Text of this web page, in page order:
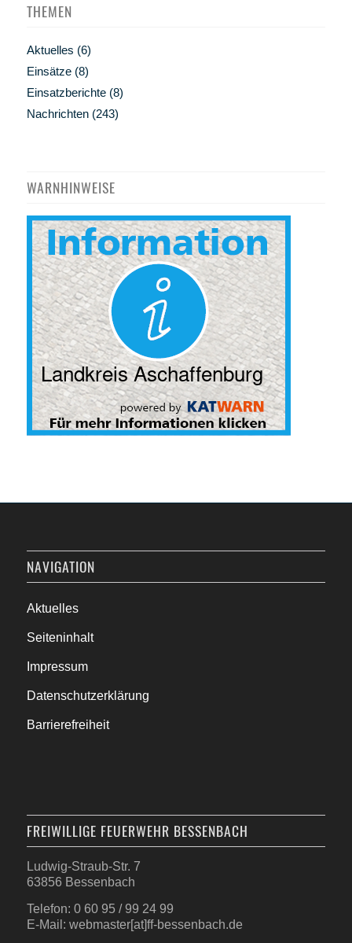
THEMEN
Aktuelles (6)
Einsätze(8)
Einsatzberichte(8)
Nachrichten(243)
WARNHINWEISE
NAVIGATION
Aktuelles
Seiteninhalt
Impressum
Datenschutzerklärung
Barrierefreiheit
FREIWILLIGE FEUERWEHR BESSENBACH
Ludwig-Straub-Str. 7
63856 Bessenbach
Telefon: 0 60 95 / 99 24 99
E-Mail: webmaster[at]ff-bessenbach.de